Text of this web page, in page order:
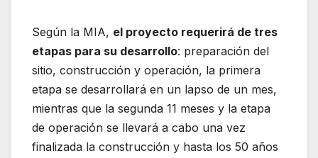
Según la MIA, el proyecto requerirá de tres
etapas para su desarrollo: preparación del
sitio, construcción y operación, la primera
etapa se desarrollará en un lapso de un mes,
mientras que la segunda 11 meses y la etapa
de operación se llevará a cabo una vez
finalizada la construcción y hasta los 50 años